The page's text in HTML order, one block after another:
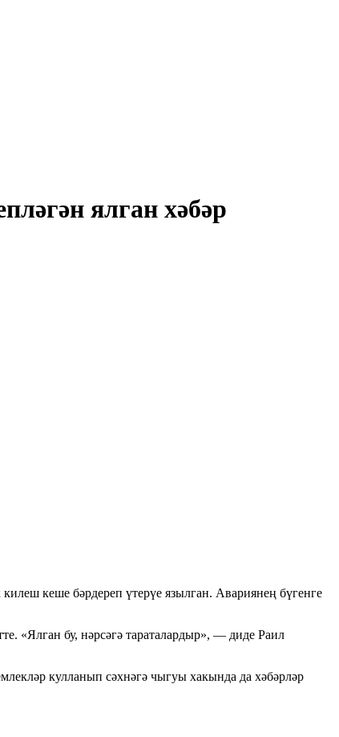
ялган хәбәр
кеше бәрдереп үтерүе язылган. Авариянең бүгенге
«Ялган бу, нәрсәгә тараталардыр», — диде Раил
кулланып сәхнәгә чыгуы хакында да хәбәрләр